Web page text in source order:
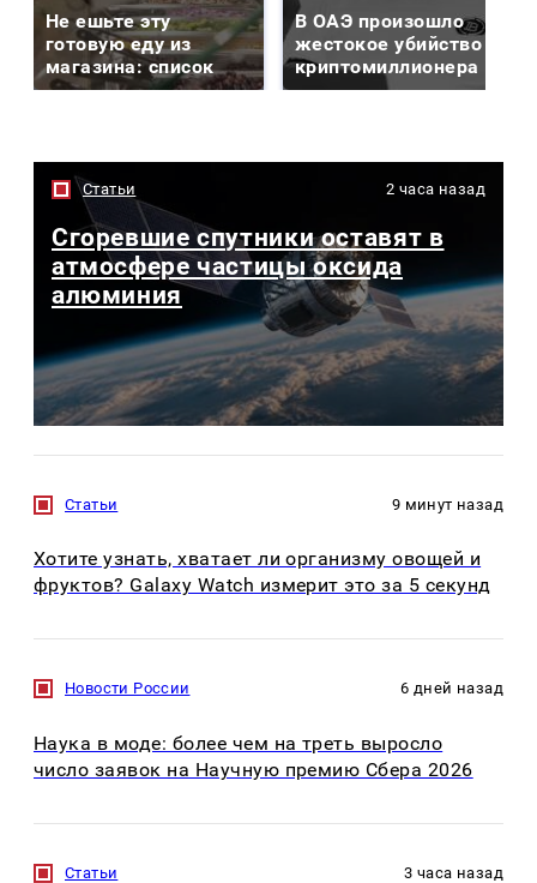
Не ешьте эту
готовую еду из
магазина: список
В ОАЭ произошло
жестокое убийство
криптомиллионера
Статьи 2 часа назад
Сгоревшие спутники оставят в
атмосфере частицы оксида
алюминия
Статьи 9 минут назад
Хотите узнать, хватает ли организму овощей и
фруктов? Galaxy Watch измерит это за 5 секунд
Новости России 6 дней назад
Наука в моде: более чем на треть выросло
число заявок на Научную премию Сбера 2026
Статьи 3 часа назад